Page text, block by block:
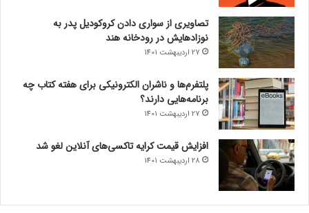
تصاویری از سواری دادن کروکودیل پدر به
نوزادهایش در رودخانه هند
27 اردیبهشت 1401
پلتفرم‌ها و ناشران الکترونیکی برای هفته کتاب چه
برنامه‌هایی دارند؟
27 اردیبهشت 1401
افزایش قیمت کرایه تاکسی‌های آنلاین لغو شد
28 اردیبهشت 1401